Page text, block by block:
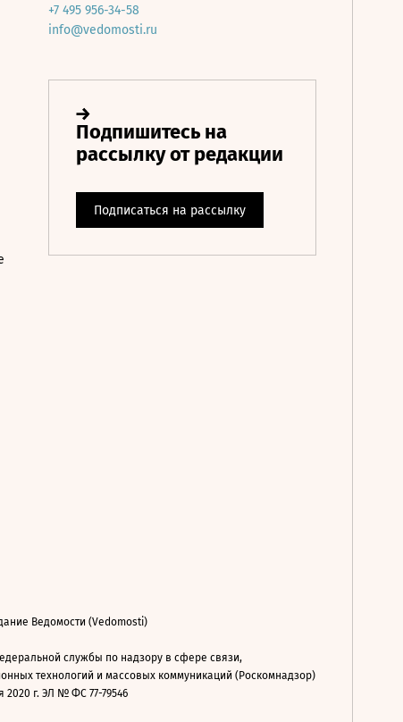
+7 495 956-34-58
info@vedomosti.ru
Ведомости (Vedomosti)
службы по надзору в сфере связи,
технологий и массовых коммуникаций (Роскомнадзор)
2020 г. ЭЛ № ФС 77-79546